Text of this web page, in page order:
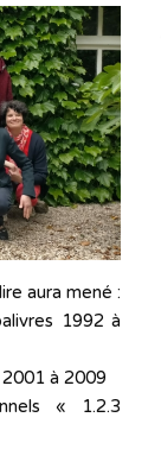
aura mené :
1992 à
à 2009
« 1.2.3